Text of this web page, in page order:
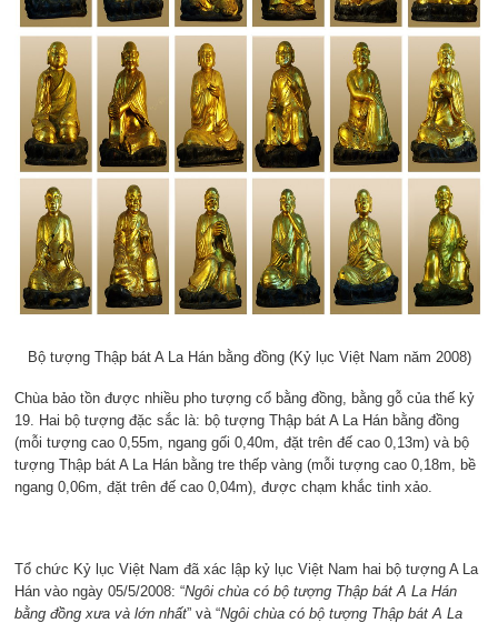
Bộ tượng Thập bát A La Hán bằng đồng (Kỷ lục Việt Nam năm 2008)
Chùa bảo tồn được nhiều pho tượng cổ bằng đồng, bằng gỗ của thế kỷ
19. Hai bộ tượng đặc sắc là: bộ tượng Thập bát A La Hán bằng đồng
(mỗi tượng cao 0,55m, ngang gối 0,40m, đặt trên đế cao 0,13m) và bộ
tượng Thập bát A La Hán bằng tre thếp vàng (mỗi tượng cao 0,18m, bề
ngang 0,06m, đặt trên đế cao 0,04m), được chạm khắc tinh xảo.
Tổ chức Kỷ lục Việt Nam đã xác lập kỷ lục Việt Nam hai bộ tượng A La
Hán vào ngày 05/5/2008: “Ngôi chùa có bộ tượng Thập bát A La Hán
bằng đồng xưa và lớn nhất” và “Ngôi chùa có bộ tượng Thập bát A La